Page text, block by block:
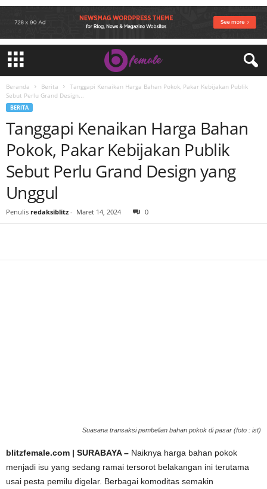
Beranda Berita
Tanggapi Kenaikan Harga Bahan Pokok, Pakar Kebijakan Publik
Sebut Perlu Grand Design...
BERITA
Tanggapi Kenaikan Harga Bahan
Pokok, Pakar Kebijakan Publik
Sebut Perlu Grand Design yang
Unggul
Penulis redaksiblitz - Maret 14, 2024 0
Suasana transaksi pembelian bahan pokok di pasar (foto : ist)
blitzfemale.com | SURABAYA – Naiknya harga bahan pokok
menjadi isu yang sedang ramai tersorot belakangan ini terutama
usai pesta pemilu digelar. Berbagai komoditas semakin